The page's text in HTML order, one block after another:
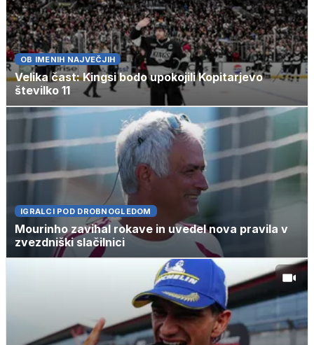
OB IMENIH NAJVEČJIH
Velika čast: Kingsi bodo upokojili Kopitarjevo
številko 11
IGRALCI POD DROBNOGLEDOM
Mourinho zavihal rokave in uvedel nova pravila v
zvezdniški slačilnici